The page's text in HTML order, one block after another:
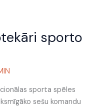
sporto
sporta spēles
sešu komandu